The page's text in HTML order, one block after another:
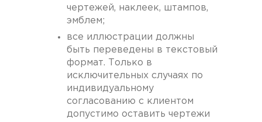
чертежей, наклеек, штампов,
эмблем;
все иллюстрации должны
быть переведены в текстовый
формат. Только в
исключительных случаях по
индивидуальному
согласованию с клиентом
допустимо оставить чертежи